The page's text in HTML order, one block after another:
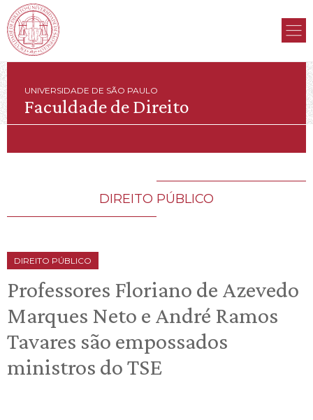
UNIVERSIDADE DE SÃO PAULO
Faculdade de Direito
DIREITO PÚBLICO
DIREITO PÚBLICO
Professores Floriano de Azevedo
Marques Neto e André Ramos
Tavares são empossados
ministros do TSE